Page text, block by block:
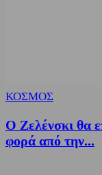
ΚΟΣΜΟΣ
Ο Ζελένσκι θα
φορά από την...